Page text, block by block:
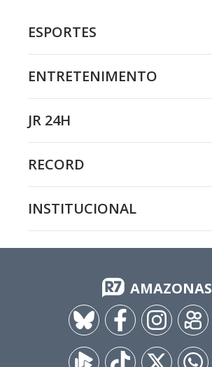
ESPORTES
ENTRETENIMENTO
JR 24H
RECORD
INSTITUCIONAL
AMAZONAS